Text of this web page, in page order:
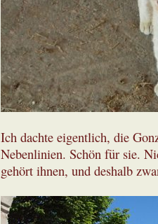
Ich dachte eigentlich, die
Nebenlinien. Schön für sie.
gehört ihnen, und deshalb